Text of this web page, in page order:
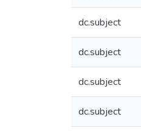
dc.subject
dc.subject
dc.subject
dc.subject